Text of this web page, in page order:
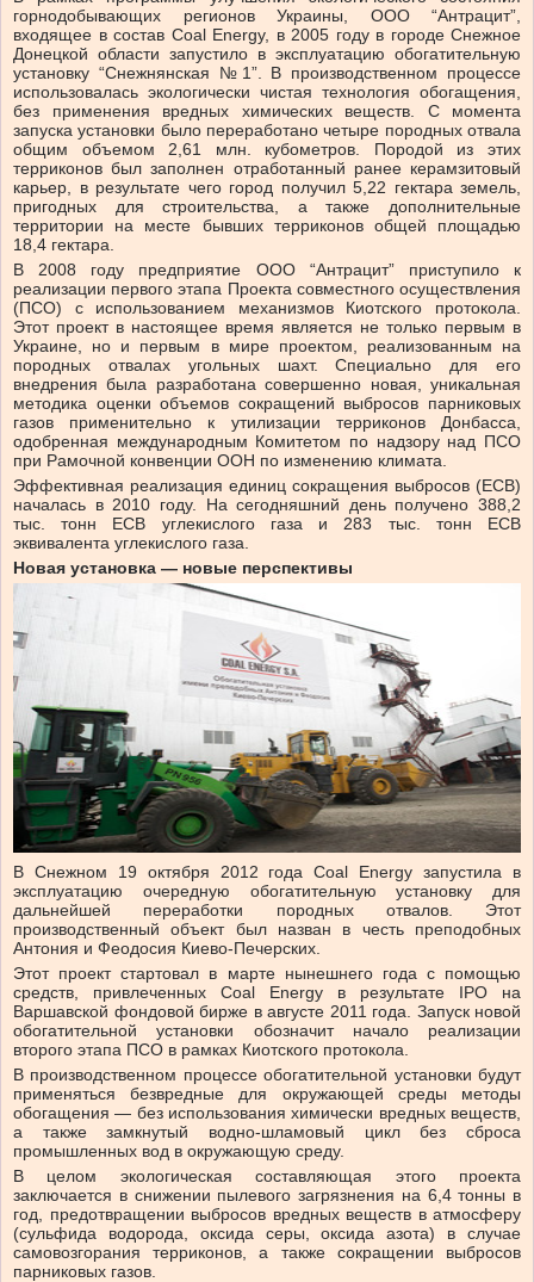
горнодобывающих регионов Украины, ООО “Антрацит”,
входящее в состав Coal Energy, в 2005 году в городе Снежное
Донецкой области запустило в эксплуатацию обогатительную
установку “Снежнянская №1”. В производственном процессе
использовалась экологически чистая технология обогащения,
без применения вредных химических веществ. С момента
запуска установки было переработано четыре породных отвала
общим объемом 2,61 млн. кубометров. Породой из этих
терриконов был заполнен отработанный ранее керамзитовый
карьер, в результате чего город получил 5,22 гектара земель,
пригодных для строительства, а также дополнительные
территории на месте бывших терриконов общей площадью
18,4 гектара.
В 2008 году предприятие ООО “Антрацит” приступило к
реализации первого этапа Проекта совместного осуществления
(ПСО) с использованием механизмов Киотского протокола.
Этот проект в настоящее время является не только первым в
Украине, но и первым в мире проектом, реализованным на
породных отвалах угольных шахт. Специально для его
внедрения была разработана совершенно новая, уникальная
методика оценки объемов сокращений выбросов парниковых
газов применительно к утилизации терриконов Донбасса,
одобренная международным Комитетом по надзору над ПСО
при Рамочной конвенции ООН по изменению климата.
Эффективная реализация единиц сокращения выбросов (ЕСВ)
началась в 2010 году. На сегодняшний день получено 388,2
тыс. тонн ЕСВ углекислого газа и 283 тыс. тонн ЕСВ
эквивалента углекислого газа.
Новая установка — новые перспективы
В Снежном 19 октября 2012 года Coal Energy запустила в
эксплуатацию очередную обогатительную установку для
дальнейшей переработки породных отвалов. Этот
производственный объект был назван в честь преподобных
Антония и Феодосия Киево-Печерских.
Этот проект стартовал в марте нынешнего года с помощью
средств, привлеченных Coal Energy в результате IPO на
Варшавской фондовой бирже в августе 2011 года. Запуск новой
обогатительной установки обозначит начало реализации
второго этапа ПСО в рамках Киотского протокола.
В производственном процессе обогатительной установки будут
применяться безвредные для окружающей среды методы
обогащения — без использования химически вредных веществ,
а также замкнутый водно-шламовый цикл без сброса
промышленных вод в окружающую среду.
В целом экологическая составляющая этого проекта
заключается в снижении пылевого загрязнения на 6,4 тонны в
год, предотвращении выбросов вредных веществ в атмосферу
(сульфида водорода, оксида серы, оксида азота) в случае
самовозгорания терриконов, а также сокращении выбросов
парниковых газов.